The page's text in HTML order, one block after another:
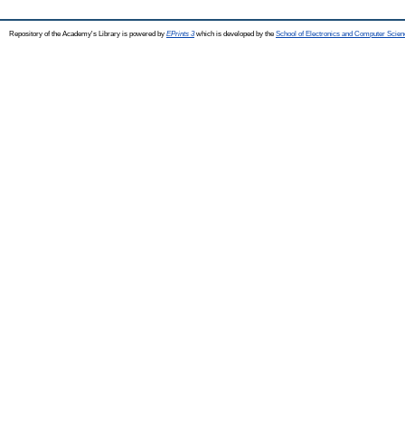
Repository of the Academy's Library is powered by EPrints 3which is developed by the School of Electronics and Computer